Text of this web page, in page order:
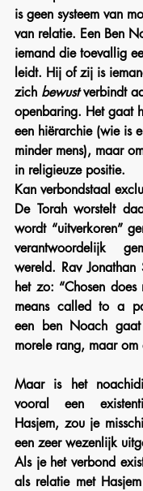
is geen systeem van
van relatie. Een Ben
iemand die toevallig
leidt. Hij of zij is
zich bewust verbindt
openbaring. Het gaat
een hiërarchie (wie is
minder mens), maar
in religieuze positie.
Kan verbondstaal
De Torah worstelt
wordt “uitverkoren”
verantwoordelijk
wereld. Rav Jonathan
het zo: “Chosen
means called to a
een ben Noach
morele rang, maar om
Maar is het
vooral een
Hasjem, zou je
een zeer wezenlijk
Als je het verbond
als relatie met